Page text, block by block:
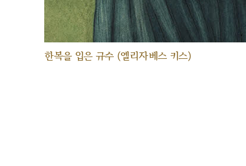
한복을 입은 규수 (엘리자베스 키스)